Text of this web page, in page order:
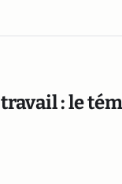
: le